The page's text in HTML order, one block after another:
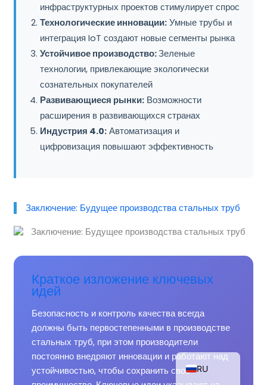
инфраструктурных проектов стимулирует спрос
Технологические инновации:Умные трубы и
интеграция IoT создают новые сегменты рынка
Устойчивое производство:Зеленые
технологии, привлекающие экологически
сознательных покупателей
Развивающиеся рынки:Возможности
расширения в развивающихся странах
Индустрия 4.0:Автоматизация и
цифровизация повышают эффективность
Заключение: Будущее производства стальных труб
Краткое изложение ключевых
идей
Безопасность и контроль качества всегда
должны быть первостепенными в производстве
стальных труб, при этом производители
постоянно внедряют инновации и работают над
устойчивостью, чтобы сохранить свое
RU
DE
NL
KO
PT